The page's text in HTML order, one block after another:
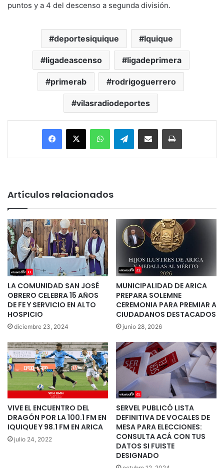
puntos y a 4 del descenso a segunda división.
deportesiquique Iquique
ligadeascenso ligadeprimera
primerab rodrigoguerrero
vilasradiodeportes
Facebook
X WhatsAppTelegramEnviar vía email Imprimir
Artículos relacionados
LA COMUNIDAD SAN JOSÉ
OBRERO CELEBRA 15 AÑOS
DE FE Y SERVICIO EN ALTO
HOSPICIO
diciembre 23, 2024
MUNICIPALIDAD DE ARICA
PREPARA SOLEMNE
CEREMONIA PARA PREMIAR A
CIUDADANOS DESTACADOS
junio 28, 2026
VIVE EL ENCUENTRO DEL
DRAGÓN POR LA 100.1 FM EN
IQUIQUE Y 98.1 FM EN ARICA
julio 24, 2022
SERVEL PUBLICÓ LISTA
DEFINITIVA DE VOCALES DE
MESA PARA ELECCIONES:
CONSULTA ACÁ CON TUS
DATOS SI FUISTE
DESIGNADO